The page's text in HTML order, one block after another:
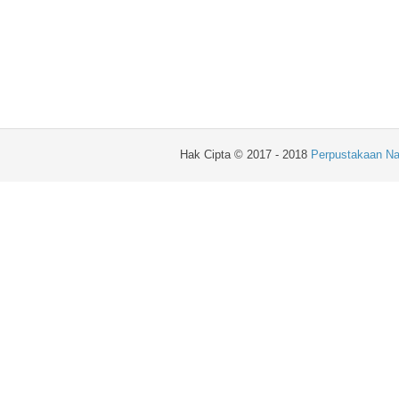
Hak Cipta © 2017 - 2018 Perpustakaan